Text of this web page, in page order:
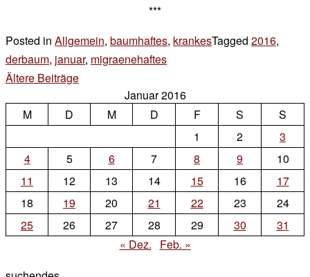
***
Posted in Allgemein, baumhaftes, krankesTagged 2016,
derbaum, januar, migraenehaftes
zu
geschlossen
Beitragsnavigation
Ältere Beiträge
Januar 2016
M
D M D F S
S
1
2
3
4
5 6 7 8 9
10
11
12 13 14 15 16
17
18
19 20 21 22 23
24
25
26 27 28 29 30
31
« Dez.
Feb. »